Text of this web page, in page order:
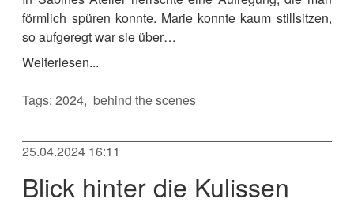
förmlich spüren konnte. Marie konnte kaum stillsitzen,
so aufgeregt war sie über…
Weiterlesen...
Tags:2024 behind the scenes
25.04.2024 16:11
Blick hinter die Kulissen